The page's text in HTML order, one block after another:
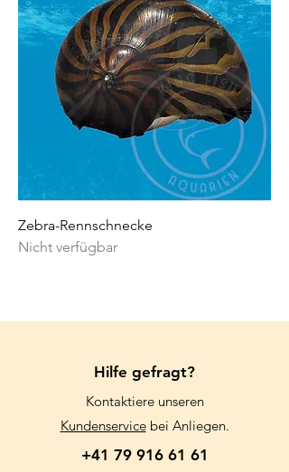
Zebra-Rennschnecke
Nicht verfügbar
Hilfe gefragt?
Kontaktiere unseren
Kundenservicebei Anliegen.
+41 79 916 61 61